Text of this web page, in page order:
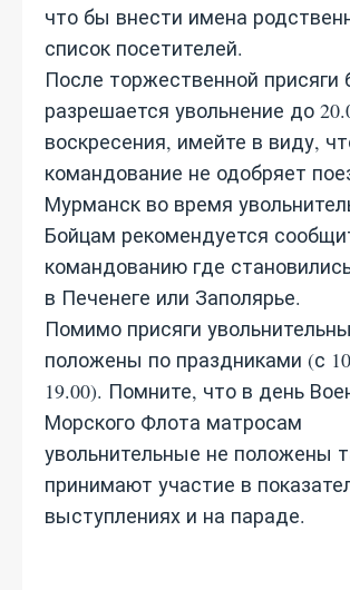
что бы внести имена
список посетителей.
После торжественной присяги
разрешается увольнение до
воскресения, имейте в виду,
командование не одобряет
Мурманск во время
Бойцам рекомендуется
командованию где
в Печенеге или Заполярье.
Помимо присяги
положены по праздниками (с
19.00). Помните, что в день
Морского Флота матросам
увольнительные не положены
принимают участие в
выступлениях и на параде.